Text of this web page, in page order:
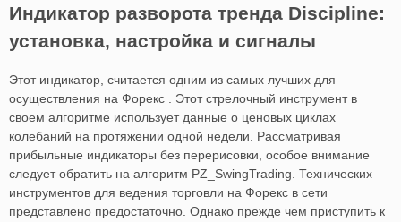
Индикатор разворота тренда Discipline:
установка, настройка и сигналы
Этот индикатор, считается одним из самых лучших для
осуществления на Форекс . Этот стрелочный инструмент в
своем алгоритме использует данные о ценовых циклах
колебаний на протяжении одной недели. Рассматривая
прибыльные индикаторы без перерисовки, особое внимание
следует обратить на алгоритм PZ_SwingTrading. Технических
инструментов для ведения торговли на Форекс в сети
представлено предостаточно. Однако прежде чем приступить к